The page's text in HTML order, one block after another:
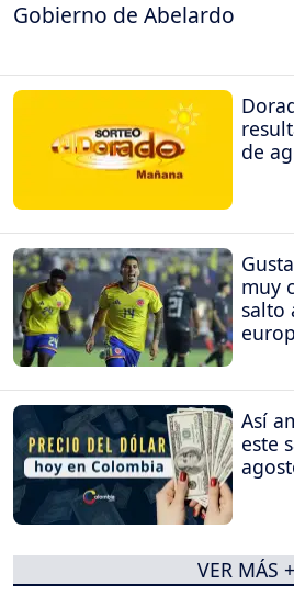
Gobierno de Abelardo
de
muy
salto
Así
este
VER MÁS +